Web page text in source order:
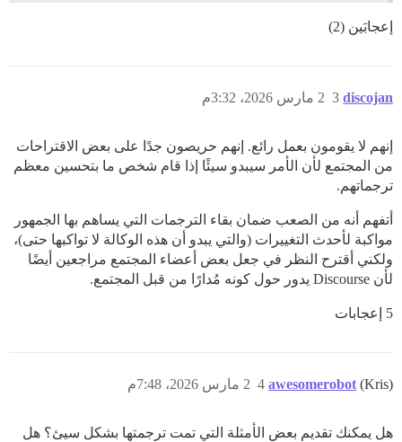
إعجابَين (2)
discojan 2 مارس 2026، 3:32م 3
إنهم لا يقومون بعمل رائع. إنهم حريصون جدًا على بعض الاقتراحات
من المجتمع لأن الأمر سيبدو سيئًا إذا قام شخص ما بتحسين معظم
ترجماتهم.
أتفهم أنه من الصعب ضمان بقاء الترجمات التي يساهم بها الجمهور
مواكبة لأحدث التغييرات (والتي يبدو أن هذه الوكالة لا تواكبها حتى)،
ولكني أقترح النظر في جعل بعض أعضاء المجتمع مراجعين أيضًا
لأن Discourse يدور حول كونه مُدارًا من قبل المجتمع.
5 إعجابات
awesomerobot (Kris) 2 مارس 2026، 7:48م 4
هل يمكنك تقديم بعض الأمثلة التي تمت ترجمتها بشكل سيئ؟ هل